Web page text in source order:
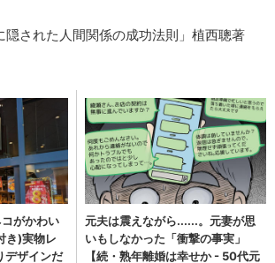
隠された人間関係の成功法則」植西聰著